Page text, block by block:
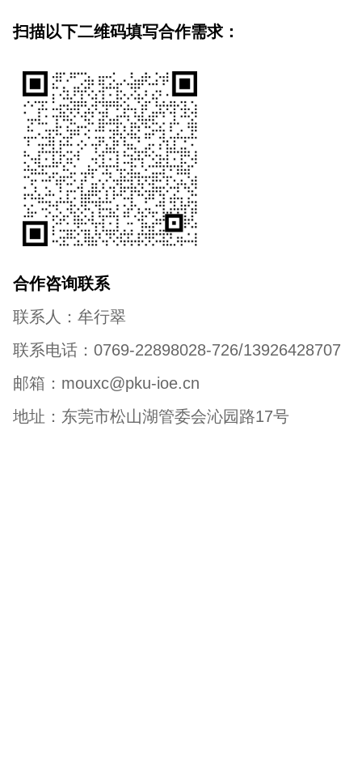
扫描以下二维码填写合作需求：
合作咨询联系
联系人：牟行翠
联系电话：0769-22898028-726/13926428707
邮箱：mouxc@pku-ioe.cn
地址：东莞市松山湖管委会沁园路17号